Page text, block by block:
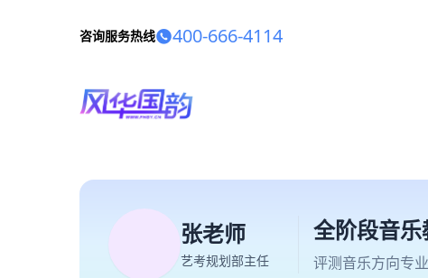
咨询服务热线 400-666-4114
张老师
艺考规划部主任
全阶段音
评测音乐方向专